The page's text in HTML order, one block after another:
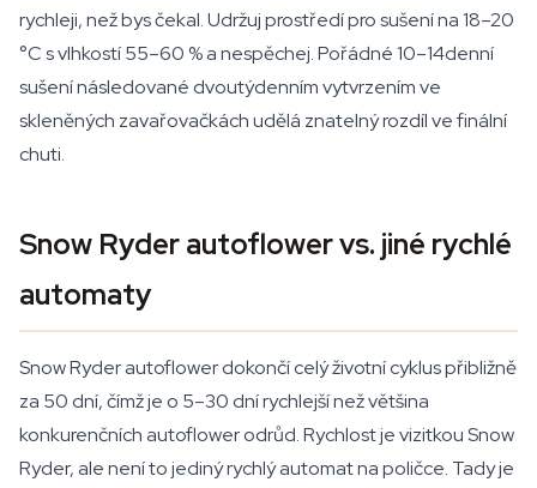
rychleji, než bys čekal. Udržuj prostředí pro sušení na 18–20
°C s vlhkostí 55–60 % a nespěchej. Pořádné 10–14denní
sušení následované dvoutýdenním vytvrzením ve
skleněných zavařovačkách udělá znatelný rozdíl ve finální
chuti.
Snow Ryder autoflower vs. jiné rychlé
automaty
Snow Ryder autoflower dokončí celý životní cyklus přibližně
za 50 dní, čímž je o 5–30 dní rychlejší než většina
konkurenčních autoflower odrůd. Rychlost je vizitkou Snow
Ryder, ale není to jediný rychlý automat na poličce. Tady je